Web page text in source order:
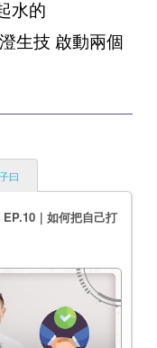
水的
EP.10｜如何把自己打
子曰